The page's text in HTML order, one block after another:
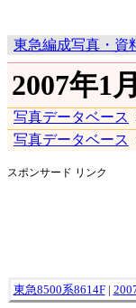
東急編成写真・資
2007年1
写真データベース
写真データベース
スポンサード リンク
東急8500系8614F|